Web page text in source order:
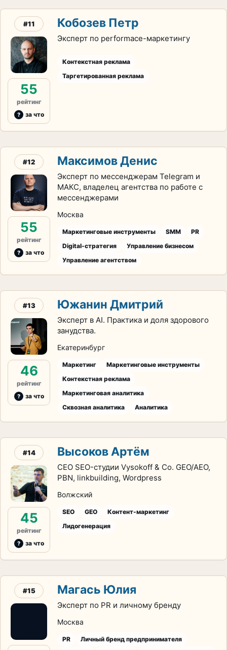
#11
55
рейтинг
за что
Кобозев Петр
Эксперт по performace-маркетингу
Контекстная реклама
Таргетированная реклама
#12
55
рейтинг
за что
Максимов Денис
Эксперт по мессенджерам Telegram и
МАКС, владелец агентства по работе с
мессенджерами
Москва
Маркетинговые инструменты SMM
PR
Digital-стратегия
Управление бизнесом
Управление агентством
#13
46
рейтинг
за что
Южанин Дмитрий
Эксперт в AI. Практика и доля здорового
занудства.
Екатеринбург
Маркетинг
Маркетинговые инструменты
Контекстная реклама
Маркетинговая аналитика
Сквозная аналитика
Аналитика
#14
45
рейтинг
за что
Высоков Артём
CEO SEO-студии Vysokoff & Co. GEO/AEO,
PBN, linkbuilding, Wordpress
Волжский
SEO GEO
Контент-маркетинг
Лидогенерация
#15 Магась Юлия
Эксперт по PR и личному бренду
Москва
PR
Личный бренд предпринимателя